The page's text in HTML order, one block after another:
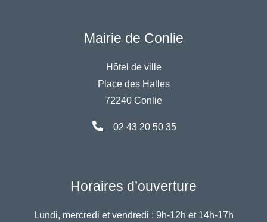
Mairie de Conlie
Hôtel de ville
Place des Halles
72240 Conlie
02 43 20 50 35
Horaires d’ouverture
Lundi, mercredi et vendredi : 9h-12h et 14h-17h